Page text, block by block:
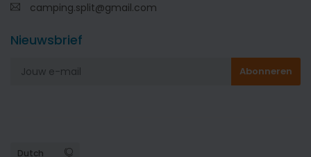
camping.split@gmail.com
Nieuwsbrief